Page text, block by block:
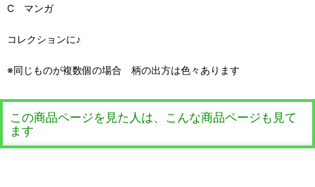
C マンガ
コレクションに♪
※同じものが複数個の場合 柄の出方は色々あります
この商品ページを見た人は、こんな商品ページも見て
ます